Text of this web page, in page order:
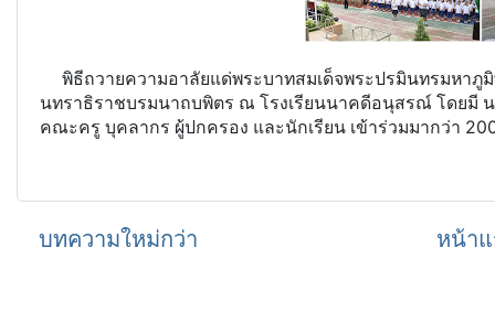
พิธีถวายความอาลัยแด่พระบาทสมเด็จพระปรมินทรมหาภู
นทราธิราชบรมนาถบพิตร ณ โรงเรียนนาคดีอนุสรณ์ โดยมี
คณะครู บุคลากร ผู้ปกครอง และนักเรียน เข้าร่วมมากว่า
บทความใหม่กว่า หน้า